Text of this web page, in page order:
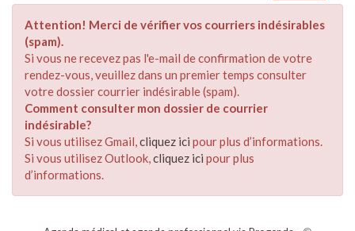
Attention! Merci de vérifier vos courriers indésirables
(spam).
Si vous ne recevez pas l'e-mail de confirmation de votre
rendez-vous, veuillez dans un premier temps consulter
votre dossier courrier indésirable (spam).
Comment consulter mon dossier de courrier
indésirable?
Si vous utilisez Gmail,cliquez ici pour plus d’informations.
Si vous utilisez Outlook,cliquez ici pour plus
d’informations.